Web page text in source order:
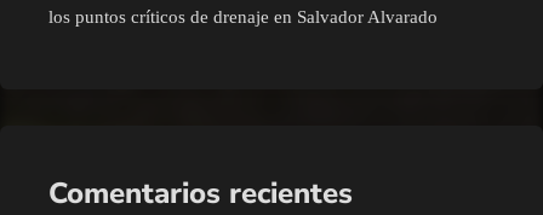
los puntos críticos de drenaje en Salvador Alvarado
Comentarios recientes